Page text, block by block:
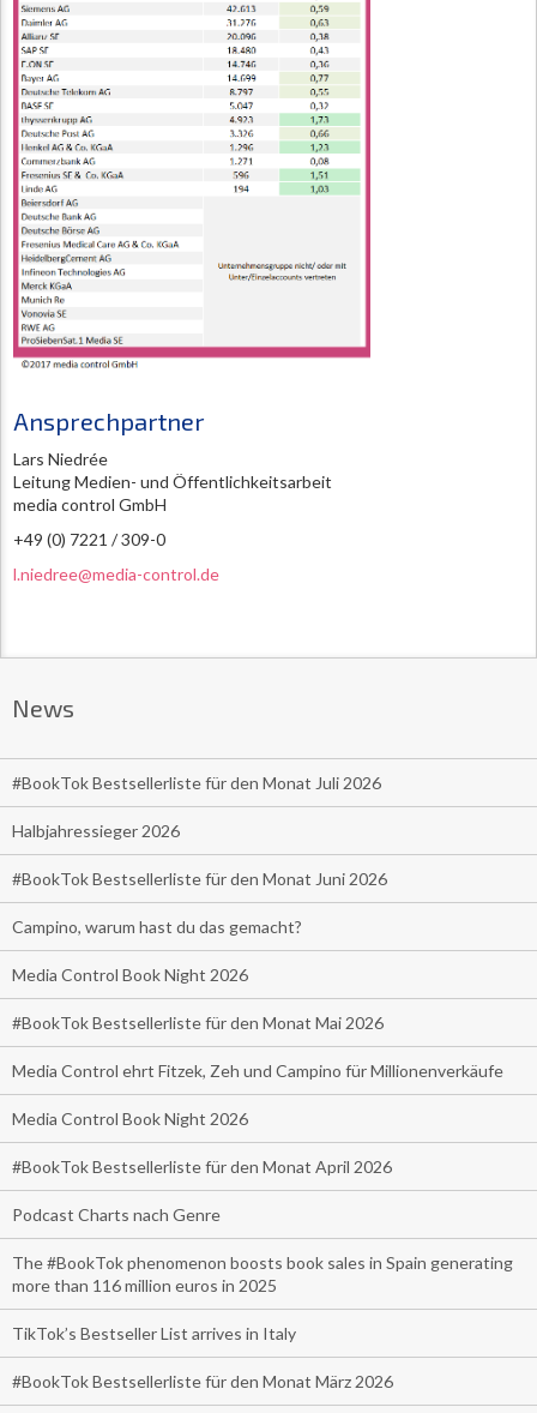
Ansprechpartner
Lars Niedrée
Leitung Medien- und Öffentlichkeitsarbeit
media control GmbH
+49 (0) 7221 / 309-0
l.niedree@media-control.de
News
#BookTok Bestsellerliste für den Monat Juli 2026
Halbjahressieger 2026
#BookTok Bestsellerliste für den Monat Juni 2026
Campino, warum hast du das gemacht?
Media Control Book Night 2026
#BookTok Bestsellerliste für den Monat Mai 2026
Media Control ehrt Fitzek, Zeh und Campino für Millionenverkäufe
Media Control Book Night 2026
#BookTok Bestsellerliste für den Monat April 2026
Podcast Charts nach Genre
The #BookTok phenomenon boosts book sales in Spain generating
more than 116 million euros in 2025
TikTok’s Bestseller List arrives in Italy
#BookTok Bestsellerliste für den Monat März 2026